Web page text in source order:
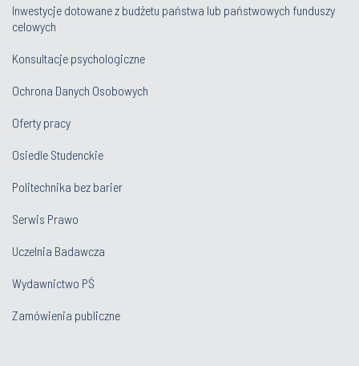
Inwestycje dotowane z budżetu państwa lub państwowych funduszy
celowych
Konsultacje psychologiczne
Ochrona Danych Osobowych
Oferty pracy
Osiedle Studenckie
Politechnika bez barier
Serwis Prawo
Uczelnia Badawcza
Wydawnictwo PŚ
Zamówienia publiczne